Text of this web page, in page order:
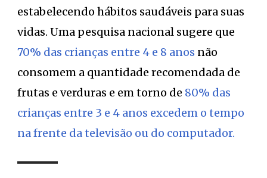
estabelecendo hábitos saudáveis para suas
vidas. Uma pesquisa nacional sugere que
70% das crianças entre 4 e 8 anos não
consomem a quantidade recomendada de
frutas e verduras e em torno de 80% das
crianças entre 3 e 4 anos excedem o tempo
na frente da televisão ou do computador.